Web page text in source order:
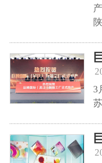
3